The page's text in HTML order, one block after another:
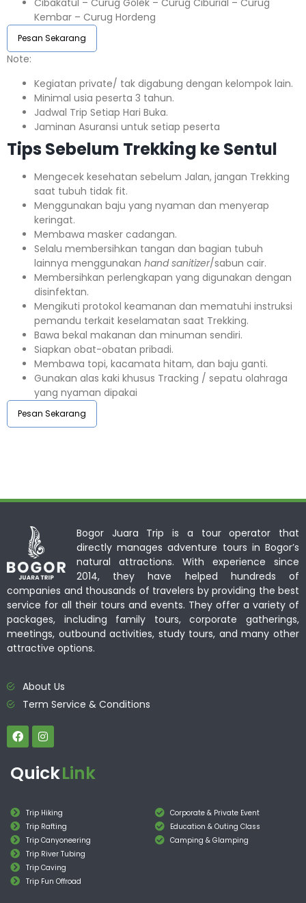
Cibakatul – Curug Golek – Curug Ciburial – Curug
Kembar – Curug Hordeng
Pesan Sekarang
Note:⁣⁣
Kegiatan private/ tak digabung dengan kelompok lain.
Minimal usia peserta 3 tahun.⁣⁣
Jadwal Trip Setiap Hari Buka.⁣⁣
Jaminan Asuransi untuk setiap peserta ⁣⁣
Tips Sebelum Trekking ke Sentul
Mengecek kesehatan sebelum Jalan, jangan Trekking
saat tubuh tidak fit.
Menggunakan baju yang nyaman dan menyerap
keringat.
Membawa masker cadangan.
Selalu membersihkan tangan dan bagian tubuh
lainnya menggunakan hand sanitizer/sabun cair.
Membersihkan perlengkapan yang digunakan dengan
disinfektan.
Mengikuti protokol keamanan dan mematuhi instruksi
pemandu terkait keselamatan saat Trekking.
Bawa bekal makanan dan minuman sendiri.
Siapkan obat-obatan pribadi.
Membawa topi, kacamata hitam, dan baju ganti.
Gunakan alas kaki khusus Tracking / sepatu olahraga
yang nyaman dipakai
Pesan Sekarang
Bogor Juara Trip is a tour operator that
directly manages adventure tours in Bogor’s
natural attractions. With experience since
2014, they have helped hundreds of
companies and thousands of travelers by providing the best
service for all their tours and events. They offer a variety of
packages, including family tours, corporate gatherings,
meetings, outbound activities, study tours, and many other
attractive options.
About Us
Term Service & Conditions
QuickLink
Trip Hiking
Trip Rafting
Trip Canyoneering
Trip River Tubing
Trip Caving
Trip Fun Offroad
Corporate & Private Event
Education & Outing Class
Camping & Glamping